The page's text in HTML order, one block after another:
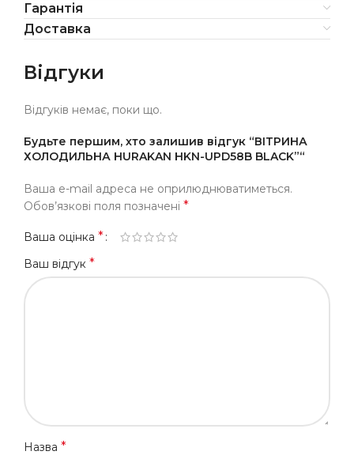
Гарантія
Доставка
Відгуки
Відгуків немає, поки що.
Будьте першим, хто залишив відгук “ВІТРИНА
ХОЛОДИЛЬНА HURAKAN HKN-UPD58B BLACK”“
Ваша e-mail адреса не оприлюднюватиметься.
Обов’язкові поля позначені *
Ваша оцінка *
Ваш відгук *
Назва *